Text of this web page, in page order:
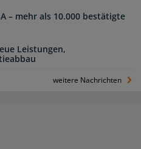
– mehr als 10.000 bestätigte
Leistungen,
weitere Nachrichten